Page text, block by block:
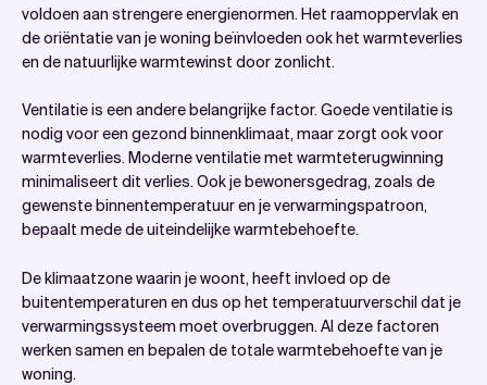
voldoen aan strengere energienormen. Het raamoppervlak en
de oriëntatie van je woning beïnvloeden ook het warmteverlies
en de natuurlijke warmtewinst door zonlicht.
Ventilatie is een andere belangrijke factor. Goede ventilatie is
nodig voor een gezond binnenklimaat, maar zorgt ook voor
warmteverlies. Moderne ventilatie met warmteterugwinning
minimaliseert dit verlies. Ook je bewonersgedrag, zoals de
gewenste binnentemperatuur en je verwarmingspatroon,
bepaalt mede de uiteindelijke warmtebehoefte.
De klimaatzone waarin je woont, heeft invloed op de
buitentemperaturen en dus op het temperatuurverschil dat je
verwarmingssysteem moet overbruggen. Al deze factoren
werken samen en bepalen de totale warmtebehoefte van je
woning.